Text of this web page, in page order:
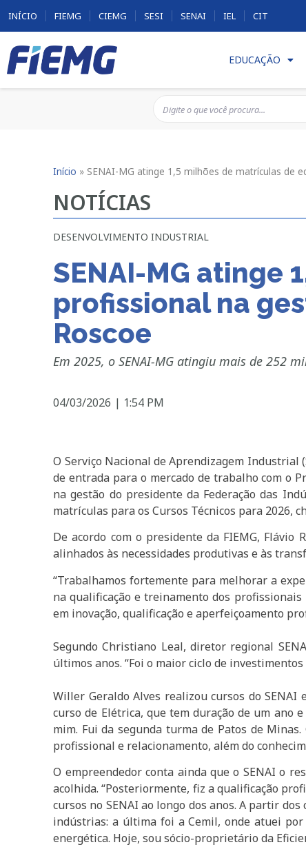
INÍCIO FIEMG CIEMG SESI SENAI IEL CIT
EDUCAÇÃO
Início » SENAI-MG atinge 1,5 milhões de matrículas de
NOTÍCIAS
DESENVOLVIMENTO INDUSTRIAL
SENAI-MG atinge
profissional na
Roscoe
Em 2025, o SENAI-MG atingiu mais de 252
04/03/2026 | 1:54 PM
O Serviço Nacional de Aprendizagem
de entrada para o mercado de trabalho com o
na gestão do presidente da Federação das
matrículas para os Cursos Técnicos para 2026,
De acordo com o presidente da FIEMG, Flávio
alinhados às necessidades produtivas e às
“Trabalhamos fortemente para melhorar a
na qualificação e treinamento dos
em inovação, qualificação e aperfeiçoamento
Segundo Christiano Leal, diretor regional
últimos anos. “Foi o maior ciclo de
Willer Geraldo Alves realizou cursos do SENAI
curso de Elétrica, que tem duração de um ano
mim. Fui da segunda turma de Patos de
profissional e relacionamento, além do
O empreendedor conta ainda que o SENAI o
acolhida. “Posteriormente, fiz a qualificação
cursos no SENAI ao longo dos anos. A partir
indústrias: a última foi a Cemil, onde atuei por
energética. Hoje, sou sócio-proprietário da